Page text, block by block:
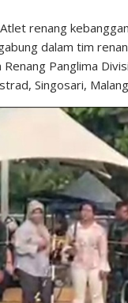
renang
dalam tim
Panglima
Singosari,